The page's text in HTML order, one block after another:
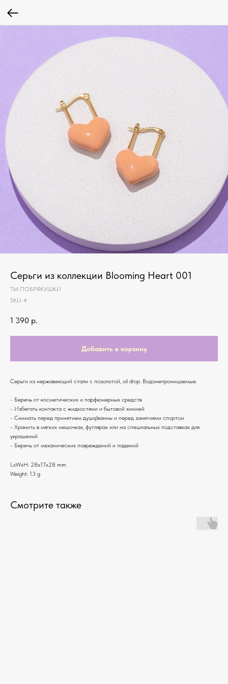
Серьги из коллекции Blooming Heart 001
ТМ ПОБРЯКУШКИ
SKU: 4
1 390 р.
Добавить в корзину
Серьги из нержавеющий стали с позолотой, oil drop. Водонепроницаемые.
- Беречь от косметических и парфюмерных средств
- Избегать контакта с жидкостями и бытовой химией
- Снимать перед принятием душа/ванны и перед занятиями спортом
- Хранить в мягких мешочках, футлярах или на специальных подставках для
украшений
- Беречь от механических повреждений и падений
LxWxH: 28x17x28 mm
Weight: 13 g
Смотрите также